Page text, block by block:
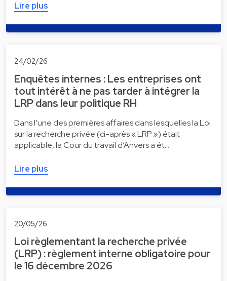
Lire plus
24/02/26
Enquêtes internes : Les entreprises ont
tout intérêt à ne pas tarder à intégrer la
LRP dans leur politique RH
Dans l’une des premières affaires dans lesquelles la Loi
sur la recherche privée (ci-après « LRP ») était
applicable, la Cour du travail d’Anvers a ét…
Lire plus
20/05/26
Loi règlementant la recherche privée
(LRP) : règlement interne obligatoire pour
le 16 décembre 2026